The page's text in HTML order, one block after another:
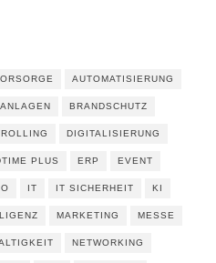
AUTOMATISIERUNG
BRANDSCHUTZ
DIGITALISIERUNG
PLUS ERP EVENT
IT IT SICHERHEIT KI
MARKETING MESSE
NETWORKING